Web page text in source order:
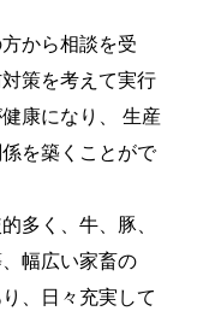
から相談を受
策を考えて実行
康になり、 生産
を築くことがで
多く、牛、豚、
幅広い家畜の
、日々充実して